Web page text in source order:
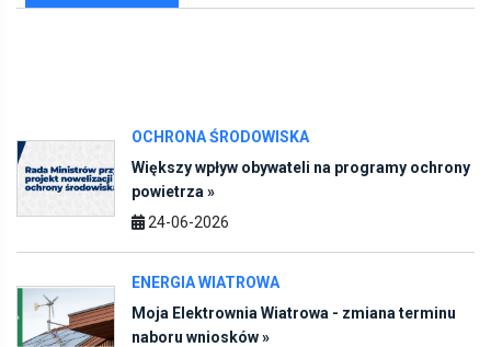
OCHRONA ŚRODOWISKA
Większy wpływ obywateli na programy ochrony
powietrza »
24-06-2026
ENERGIA WIATROWA
Moja Elektrownia Wiatrowa - zmiana terminu
naboru wniosków »